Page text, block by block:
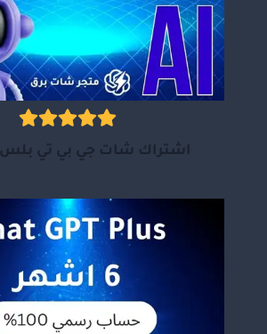
اشتراك شات جي بي تي بلس 3 أشهر